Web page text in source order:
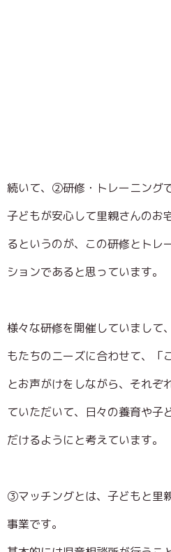
続いて、②研修・トレーニングで
子どもが安心して里親さんのお
るというのが、この研修とトレ
ションであると思っています。
様々な研修を開催していまして
もたちのニーズに合わせて、「
とお声がけをしながら、それぞ
ていただいて、日々の養育や子
だけるようにと考えています。
③マッチングとは、子どもと里
事業です。